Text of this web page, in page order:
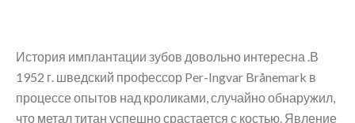
История имплантации зубов довольно интересна .В
1952 г. шведский профессор Per-Ingvar Brånemark в
процессе опытов над кроликами, случайно обнаружил,
что метал титан успешно срастается с костью. Явление